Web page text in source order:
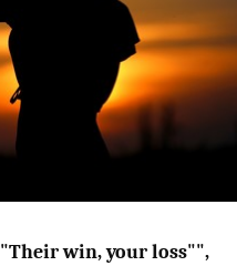
"Their win, your loss"",